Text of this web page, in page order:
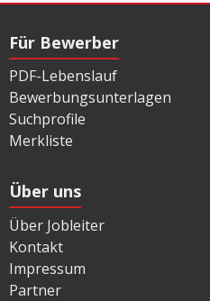
Für Bewerber
PDF-Lebenslauf
Bewerbungsunterlagen
Suchprofile
Merkliste
Über uns
Über Jobleiter
Kontakt
Impressum
Partner